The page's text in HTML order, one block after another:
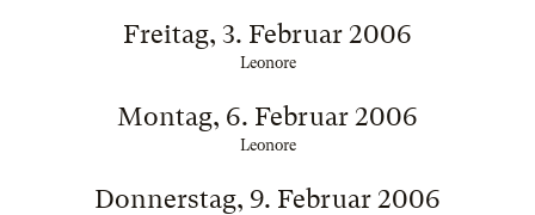
Freitag, 3. Februar 2006
Leonore
Montag, 6. Februar 2006
Leonore
Donnerstag, 9. Februar 2006